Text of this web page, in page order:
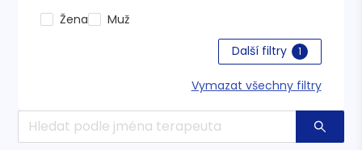
Žena
Muž
Další filtry
1
Vymazat všechny filtry